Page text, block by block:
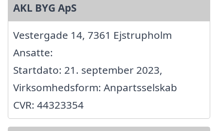
AKL BYG ApS
Vestergade 14, 7361 Ejstrupholm
Ansatte:
Startdato: 21. september 2023,
Virksomhedsform: Anpartsselskab
CVR: 44323354